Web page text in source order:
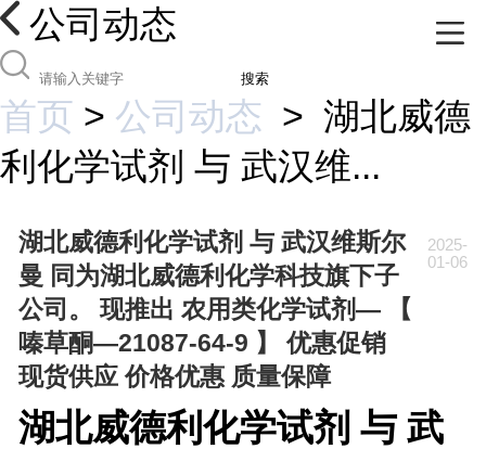
公司动态
搜索
首页 > 公司动态 > 湖北威德
利化学试剂 与 武汉维...
湖北威德利化学试剂 与 武汉维斯尔
曼 同为湖北威德利化学科技旗下子
公司。 现推出 农用类化学试剂— 【
嗪草酮—21087-64-9 】 优惠促销
现货供应 价格优惠 质量保障
2025-
01-06
湖北威德利化学试剂 与 武